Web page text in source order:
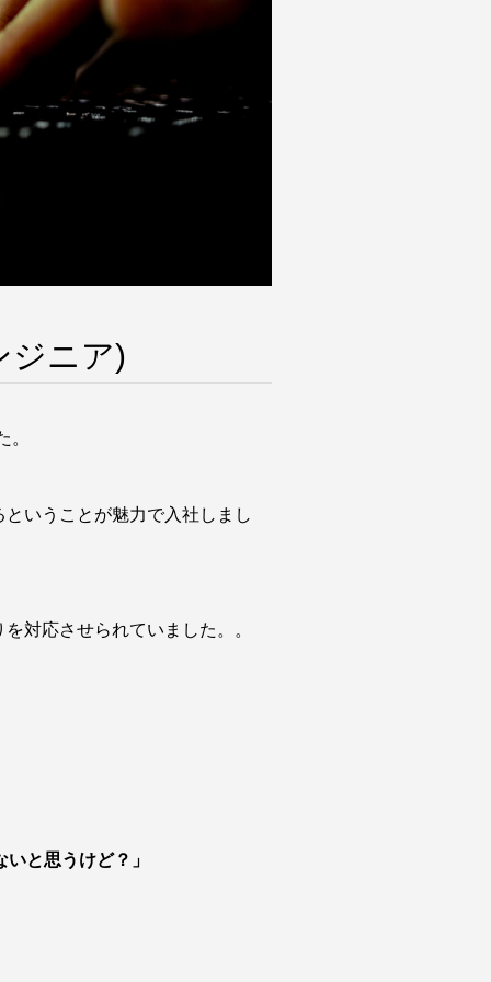
ジニア)
いうことが魅力で入社しまし
対応させられていました。。
と思うけど？」